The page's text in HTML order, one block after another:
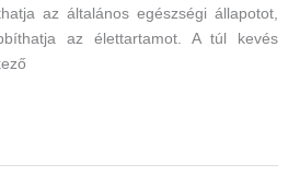
az általános egészségi állapotot,
az élettartamot. A túl kevés